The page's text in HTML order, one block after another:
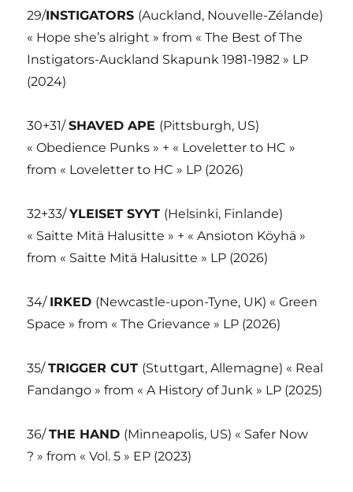
29/INSTIGATORS (Auckland, Nouvelle-Zélande)
« Hope she’s alright » from « The Best of The
Instigators-Auckland Skapunk 1981-1982 » LP
(2024)
30+31/SHAVED APE (Pittsburgh, US)
« Obedience Punks » + « Loveletter to HC »
from « Loveletter to HC » LP (2026)
32+33/YLEISET SYYT (Helsinki, Finlande)
« Saitte Mitä Halusitte » + « Ansioton Köyhä »
from « Saitte Mitä Halusitte » LP (2026)
34/ IRKED (Newcastle-upon-Tyne, UK) « Green
Space » from « The Grievance » LP (2026)
35/TRIGGER CUT (Stuttgart, Allemagne) « Real
Fandango » from « A History of Junk » LP (2025)
36/THE HAND (Minneapolis, US) « Safer Now
? » from « Vol. 5 » EP (2023)